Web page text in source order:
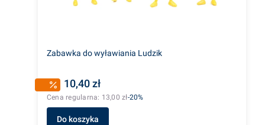
Zabawka do wyławiania Ludzik
10,40 zł
Cena regularna: 13,00 zł-20%
Do koszyka